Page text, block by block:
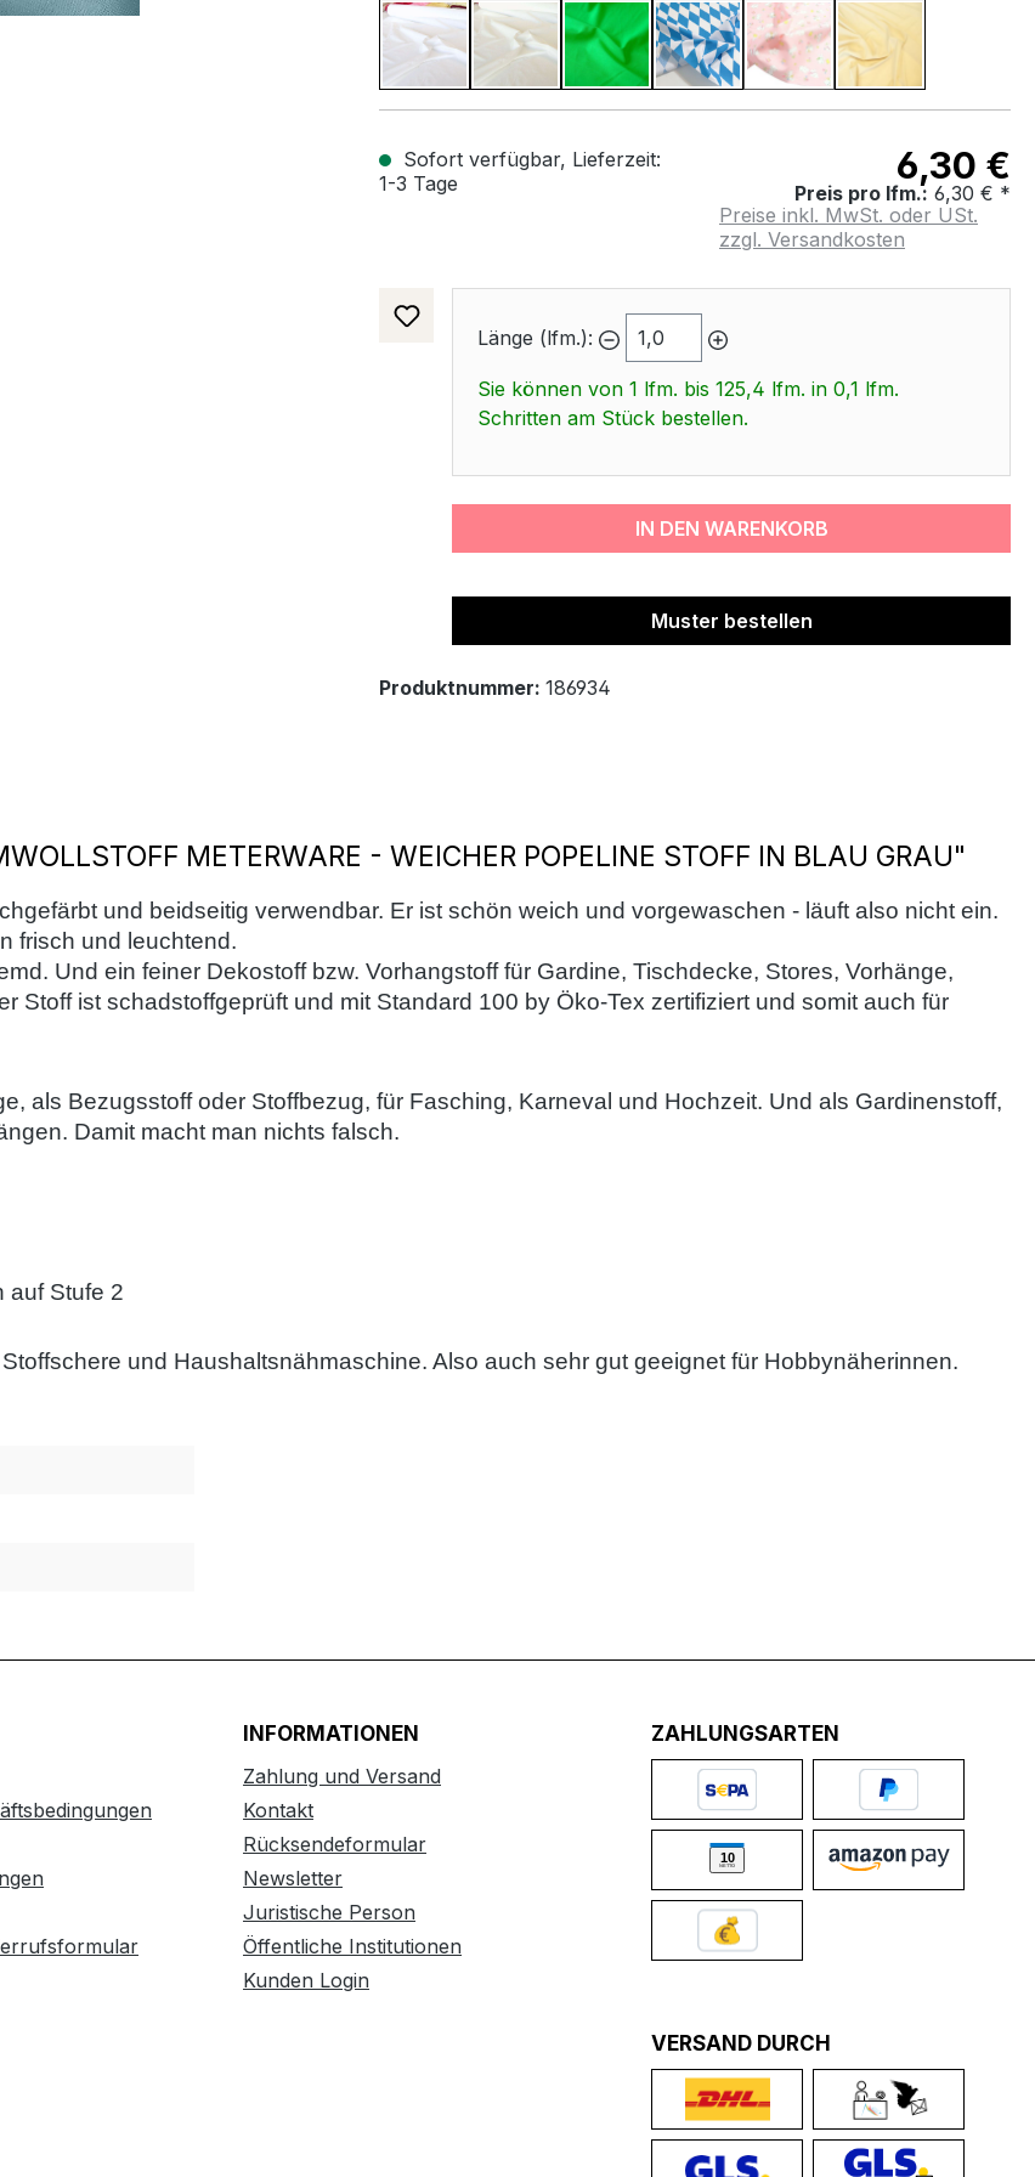
Weiß Ecru Leucht GrünBlau + WeißRosalia
(Diese Option ist zurzeit nicht
Tropischer Sand
Sofort verfügbar, Lieferzeit:
1-3 Tage
6,30 €
Preis pro lfm.: 6,30 € *
Preise inkl. MwSt. oder USt.
zzgl. Versandkosten
Länge (lfm.):
Sie können von 1 lfm. bis 125,4 lfm. in 0,1 lfm.
Schritten am Stück bestellen.
IN DEN WARENKORB
Muster bestellen
Produktnummer: 186934
METERWARE - WEICHER POPELINE STOFF IN BLAU GRAU"
und beidseitig verwendbar. Er ist schön weich und vorgewaschen - läuft also nicht ein.
frisch und leuchtend.
Und ein feiner Dekostoff bzw. Vorhangstoff für Gardine, Tischdecke, Stores, Vorhänge,
Stoff ist schadstoffgeprüft und mit Standard 100 by Öko-Tex zertifiziert und somit auch für
als Bezugsstoff oder Stoffbezug, für Fasching, Karneval und Hochzeit. Und als Gardinenstoff,
Damit macht man nichts falsch.
Stufe 2
und Haushaltsnähmaschine. Also auch sehr gut geeignet für Hobbynäherinnen.
INFORMATIONEN
Zahlung und Versand
Kontakt
Rücksendeformular
Newsletter
Juristische Person
Öffentliche Institutionen
Kunden Login
ZAHLUNGSARTEN
VERSAND DURCH